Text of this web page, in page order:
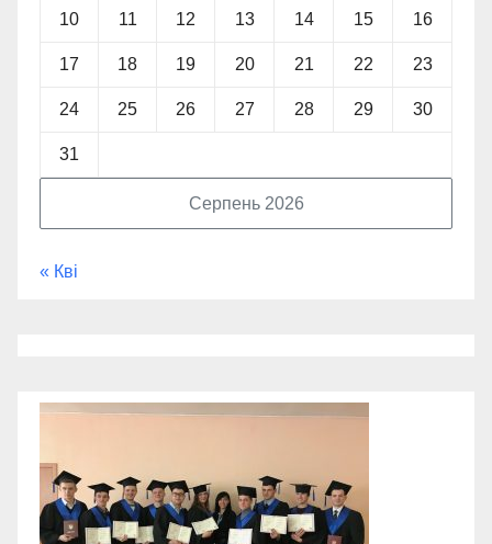
Серпень 2026
10 11 12 13 14 15 16
17 18 19 20 21 22 23
24 25 26 27 28 29 30
31
« Кві